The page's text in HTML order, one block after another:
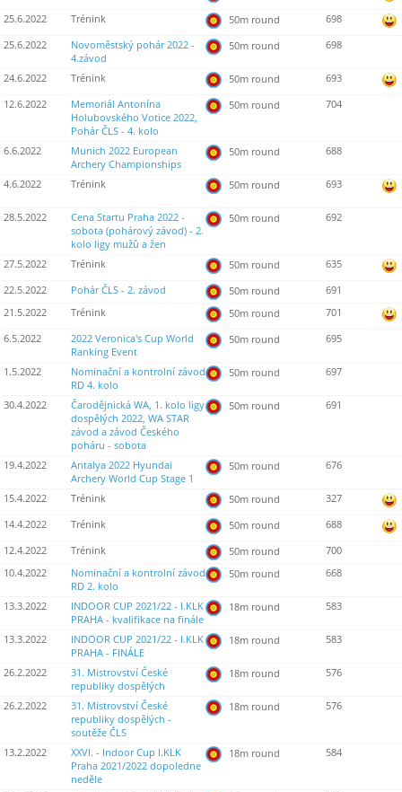
25.6.2022 Trénink 50m round 698
25.6.2022
Novoměstský pohár 2022 -
4.závod
50m round 698
24.6.2022 Trénink 50m round 693
12.6.2022
Memoriál Antonína
Holubovského Votice 2022,
Pohár ČLS - 4. kolo
50m round 704
6.6.2022
Munich 2022 European
Archery Championships
50m round 688
4.6.2022 Trénink 50m round 693
28.5.2022
Cena Startu Praha 2022 -
sobota (pohárový závod) - 2.
kolo ligy mužů a žen
50m round 692
27.5.2022 Trénink 50m round 635
22.5.2022 Pohár ČLS - 2. závod 50m round
691
21.5.2022
Trénink 50m round 701
6.5.2022
2022 Veronica's Cup World
Ranking Event
50m round 695
1.5.2022
Nominační a kontrolní závod
RD 4. kolo
50m round 697
30.4.2022
Čarodějnická WA, 1. kolo ligy
dospělých 2022, WA STAR
závod a závod Českého
poháru - sobota
50m round 691
19.4.2022
Antalya 2022 Hyundai
Archery World Cup Stage 1
50m round 676
15.4.2022 Trénink 50m round 327
14.4.2022 Trénink 50m round 688
12.4.2022 Trénink 50m round
700
10.4.2022
Nominační a kontrolní závod
RD 2. kolo
50m round 668
13.3.2022
INDOOR CUP 2021/22 - I.KLK
PRAHA - kvalifikace na finále
18m round 583
13.3.2022
INDOOR CUP 2021/22 - I.KLK
PRAHA - FINÁLE
18m round 583
26.2.2022
31. Mistrovství České
republiky dospělých
18m round 576
26.2.2022
31. Mistrovství České
republiky dospělých -
soutěže ČLS
18m round 576
13.2.2022
XXVI. - Indoor Cup I.KLK
Praha 2021/2022 dopoledne
neděle
18m round 584